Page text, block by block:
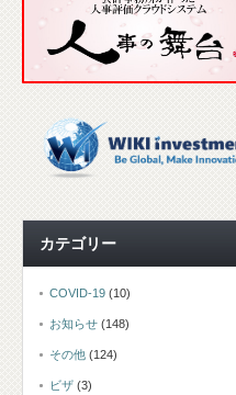
カテゴリー
COVID-19 (10)
お知らせ (148)
その他 (124)
ビザ (3)